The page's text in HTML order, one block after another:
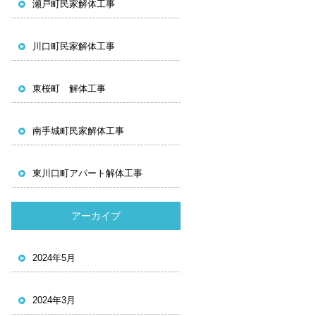
瀬戸町民家解体工事
川口町民家解体工事
東桜町 解体工事
南手城町民家解体工事
東川口町アパート解体工事
アーカイブ
2024年5月
2024年3月